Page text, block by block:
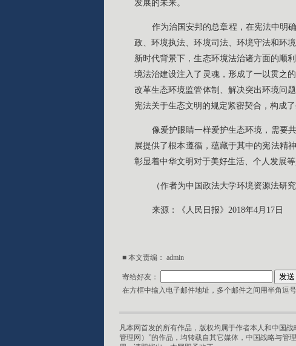
发展的未来。
作为治国安邦的总章程，在宪法中明
政、环境执法、环境司法、环境守法和环
新时代背景下，生态环境法治诸方面的顺
境法治建设注入了灵魂，形成了一以贯之
改革生态环境监管体制、解决突出环境问
宪法关于生态文明的规定紧密契合，构成
像爱护眼睛一样爱护生态环境，需要
展提供了根本遵循，蕴藏于其中的宪法精
彰显着中华文明对于美好生活、个人发展
（作者为中国政法大学环境资源法研究
来源：《人民日报》2018年4月17日
■ 本文责编： admin
寄给好友：
在方框中输入电子邮件地址，多个邮件之间用半角逗号
凡本网首发的所有作品，版权均属于作者本人和中国
管理网）”的作品，均转载自其它媒体，中国战略与管